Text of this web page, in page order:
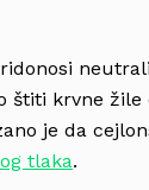
štiti krvne žile
je da
tlaka.